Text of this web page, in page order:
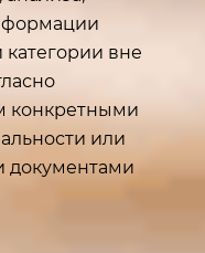
вне
конкретными
или